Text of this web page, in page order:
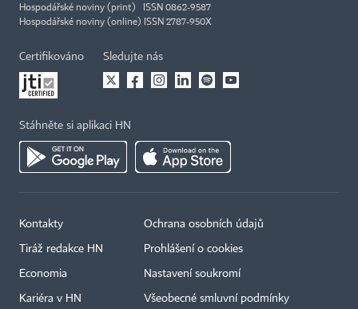
Hospodářské noviny (print) ISSN 0862-9587
Hospodářské noviny (online) ISSN 2787-950X
Certifikováno Sledujte nás
Stáhněte si aplikaci HN
Kontakty
Tiráž redakce HN
Economia
Kariéra v HN
Ochrana osobních údajů
Prohlášení o cookies
Nastavení soukromí
Všeobecné smluvní podmínky